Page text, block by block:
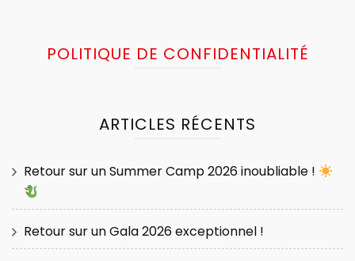
POLITIQUE DE CONFIDENTIALITÉ
ARTICLES RÉCENTS
Retour sur un Summer Camp 2026 inoubliable !
Retour sur un Gala 2026 exceptionnel !